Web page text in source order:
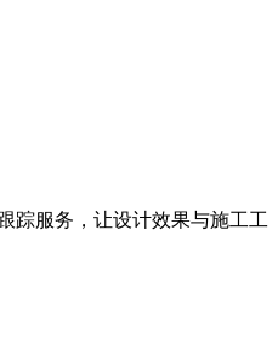
踪服务，让设计效果与施工工